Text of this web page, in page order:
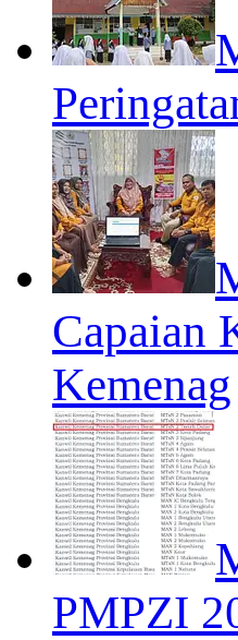
Capaian
Kemenag
PMPZI